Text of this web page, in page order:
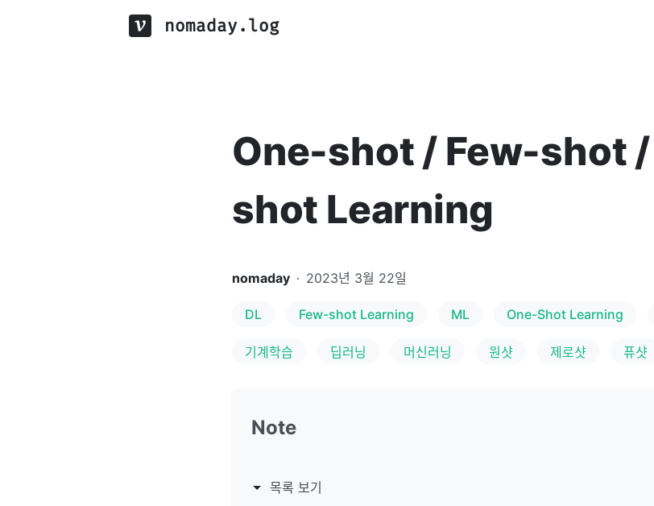
nomaday.log
One-shot / Few-shot
shot Learning
nomaday · 2023년 3월 22일
DL Few-shot Learning ML One-Shot Learning
기계학습 딥러닝 머신러닝 원샷 제로샷 퓨샷
Note
목록 보기